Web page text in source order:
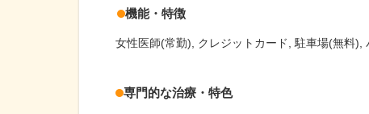
機能・特徴
女性医師(常勤) クレジットカード 駐車場(無料)
専門的な治療・特色